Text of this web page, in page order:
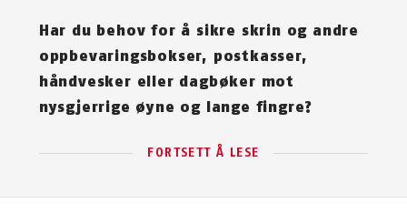
Har du behov for å sikre skrin og andre
oppbevaringsbokser, postkasser,
håndvesker eller dagbøker mot
nysgjerrige øyne og lange fingre?
FORTSETT Å LESE